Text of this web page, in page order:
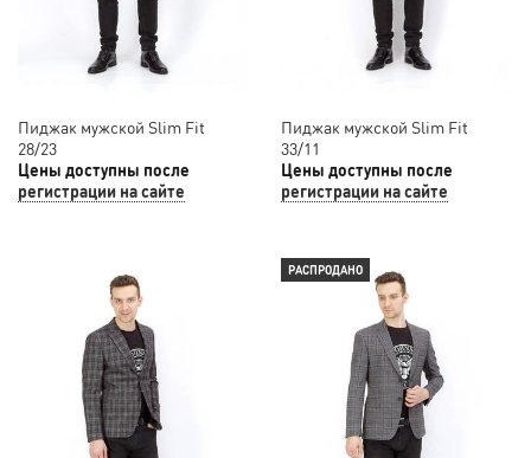
Пиджак мужской Slim Fit
28/23
Цены доступны после
регистрации на сайте
Пиджак мужской Slim Fit
33/11
Цены доступны после
регистрации на сайте
РАСПРОДАНО